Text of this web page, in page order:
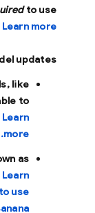
to use
Learn more.
updates:
like
to
Learn
more.
as
Learn
use